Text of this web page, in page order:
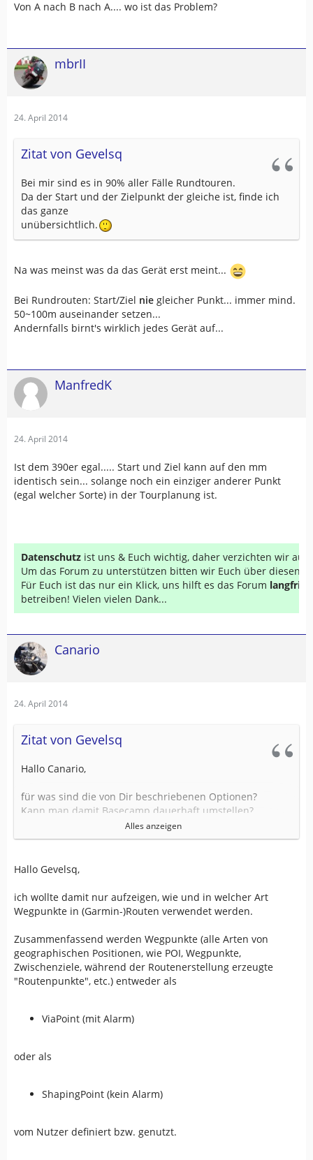
Von A nach B nach A.... wo ist das Problem?
mbrII
24. April 2014
Zitat von Gevelsq
Bei mir sind es in 90% aller Fälle Rundtouren.
Da der Start und der Zielpunkt der gleiche ist, finde ich
das ganze
unübersichtlich.
Na was meinst was da das Gerät erst meint...
Bei Rundrouten: Start/Ziel nie gleicher Punkt... immer mind.
50~100m auseinander setzen...
Andernfalls birnt's wirklich jedes Gerät auf...
ManfredK
24. April 2014
Ist dem 390er egal..... Start und Ziel kann auf den mm
identisch sein... solange noch ein einziger anderer Punkt
(egal welcher Sorte) in der Tourplanung ist.
Datenschutz ist uns & Euch wichtig, daher verzichten wir auf
Um das Forum zu unterstützen bitten wir Euch über diesen
Für Euch ist das nur ein Klick, uns hilft es das Forum
betreiben! Vielen vielen Dank...
Canario
24. April 2014
Zitat von Gevelsq
Hallo Canario,
für was sind die von Dir beschriebenen Optionen?
Kann man damit Basecamp dauerhaft umstellen?
...??
Gruss Gevelsq
Alles anzeigen
Hallo Gevelsq,
ich wollte damit nur aufzeigen, wie und in welcher Art
Wegpunkte in (Garmin-)Routen verwendet werden.
Zusammenfassend werden Wegpunkte (alle Arten von
geographischen Positionen, wie POI, Wegpunkte,
Zwischenziele, während der Routenerstellung erzeugte
"Routenpunkte", etc.) entweder als
ViaPoint (mit Alarm)
oder als
ShapingPoint (kein Alarm)
vom Nutzer definiert bzw. genutzt.